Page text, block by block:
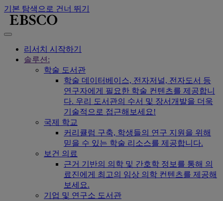
기본 탐색으로 건너 뛰기
리서치 시작하기
솔루션:
학술 도서관
학술 데이터베이스, 전자저널, 전자도서 등
연구자에게 필요한 학술 컨텐츠를 제공합니
다. 우리 도서관의 수서 및 장서개발을 더욱
기술적으로 접근해보세요!
국제 학교
커리큘럼 구축, 학생들의 연구 지원을 위해
믿을 수 있는 학술 리소스를 제공합니다.
보건 의료
근거 기반의 의학 및 간호학 정보를 통해 의
료진에게 최고의 임상 의학 컨텐츠를 제공해
보세요.
기업 및 연구소 도서관